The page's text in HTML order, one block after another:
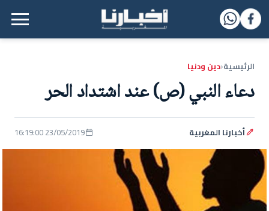
القائمة الرئيسية
الرئيسية‹دين ودنيا
دعاء النبي (ص) عند اشتداد الحر
أخبارنا المغربية 23/05/2019 16:19:00